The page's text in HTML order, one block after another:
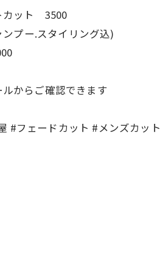
カット 3500
プー.スタイリング込)
からご確認できます
#フェードカット #メンズカット